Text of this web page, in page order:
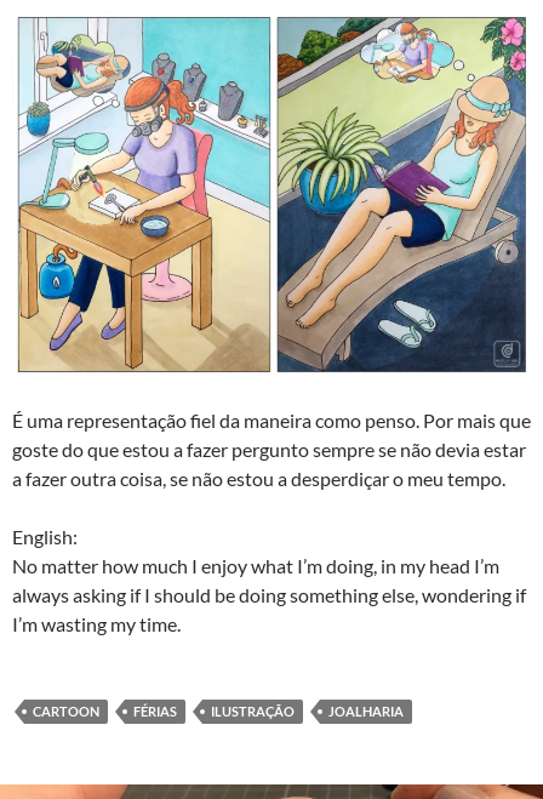
É uma representação fiel da maneira como penso. Por mais que
goste do que estou a fazer pergunto sempre se não devia estar
a fazer outra coisa, se não estou a desperdiçar o meu tempo.
English:
No matter how much I enjoy what I’m doing, in my head I’m
always asking if I should be doing something else, wondering if
I’m wasting my time.
CARTOON FÉRIAS ILUSTRAÇÃO JOALHARIA